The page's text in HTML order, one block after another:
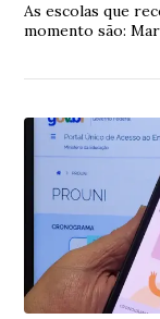
As escolas que
momento são: